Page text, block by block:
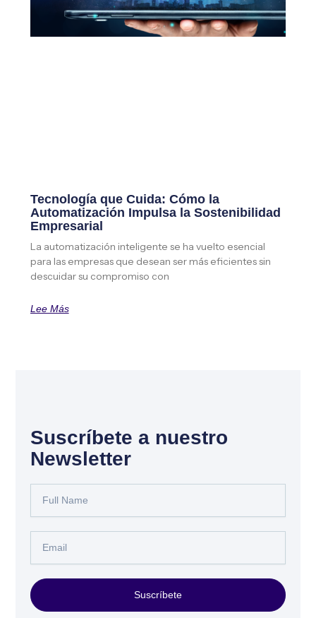
Tecnología que Cuida: Cómo la
Automatización Impulsa la Sostenibilidad
Empresarial
La automatización inteligente se ha vuelto esencial
para las empresas que desean ser más eficientes sin
descuidar su compromiso con
Lee Más
Suscríbete a nuestro
Newsletter
Name
Suscríbete